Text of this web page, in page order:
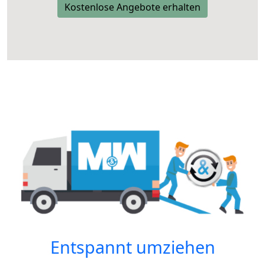
Kostenlose Angebote erhalten
Entspannt umziehen